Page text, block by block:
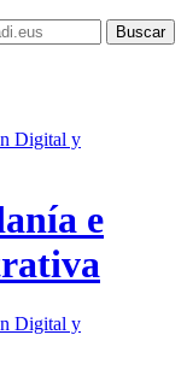
Digital y
e
Digital y